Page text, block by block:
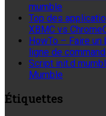
mumble
Top des
XBMC vs
HowTo – Faire
ligne de
Script init.d
Mumble
Étiquettes